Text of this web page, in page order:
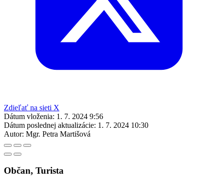
Zdieľať na sieti X
Dátum vloženia: 1. 7. 2024 9:56
Dátum poslednej aktualizácie: 1. 7. 2024 10:30
Autor: Mgr. Petra Martišová
Občan, Turista